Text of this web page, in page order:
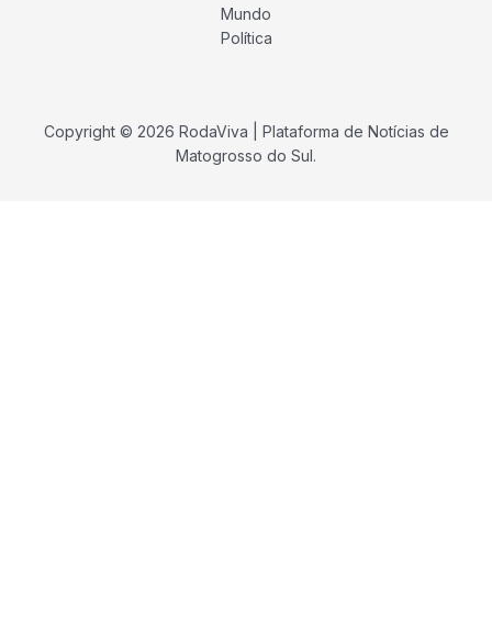
Mundo
Política
Copyright © 2026 RodaViva | Plataforma de Notícias de
Matogrosso do Sul.